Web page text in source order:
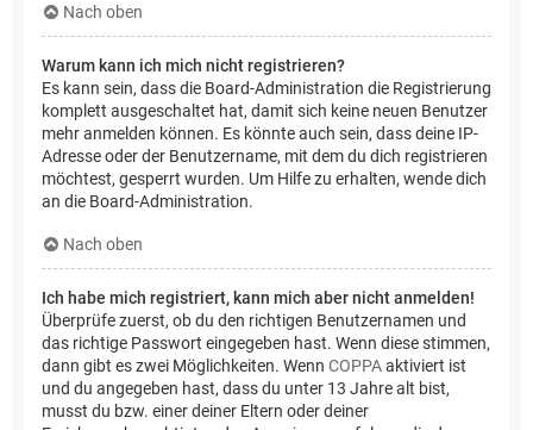
Nach oben
Warum kann ich mich nicht registrieren?
Es kann sein, dass die Board-Administration die Registrierung
komplett ausgeschaltet hat, damit sich keine neuen Benutzer
mehr anmelden können. Es könnte auch sein, dass deine IP-
Adresse oder der Benutzername, mit dem du dich registrieren
möchtest, gesperrt wurden. Um Hilfe zu erhalten, wende dich
an die Board-Administration.
Nach oben
Ich habe mich registriert, kann mich aber nicht anmelden!
Überprüfe zuerst, ob du den richtigen Benutzernamen und
das richtige Passwort eingegeben hast. Wenn diese stimmen,
dann gibt es zwei Möglichkeiten. Wenn COPPAaktiviert ist
und du angegeben hast, dass du unter 13 Jahre alt bist,
musst du bzw. einer deiner Eltern oder deiner